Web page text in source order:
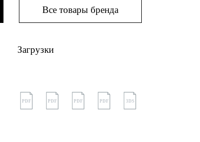
Все товары бренда
Загрузки
PDF PDF PDF PDF 3DS